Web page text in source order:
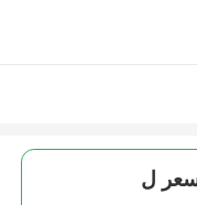
ل